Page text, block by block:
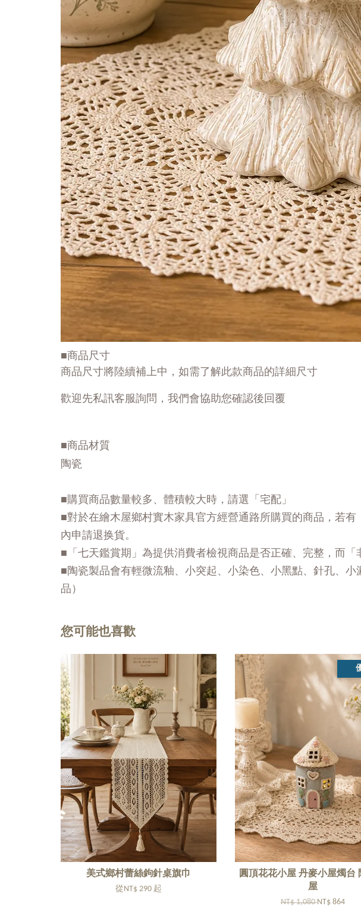
■商品尺寸
商品尺寸將陸續補上中，如需了解此款商品的詳細尺寸
歡迎先私訊客服詢問，我們會協助您確認後回覆
■商品材質
陶瓷
■購買商品數量較多、體積較大時，請選「宅配」
■對於在繪木屋鄉村實木家具官方經營通路所購買的商品，若
內申請退换貨。
■「七天鑑賞期」為提供消費者檢視商品是否正確、完整，而「
■陶瓷製品會有輕微流釉、小突起、小染色、小黑點、針孔、
品）
您可能也喜歡
美式鄉村蕾絲鉤針桌旗巾
從 NT$ 290 起
圓頂花花小屋 丹麥小屋燭台
屋
NT$ 1,080NT$ 864